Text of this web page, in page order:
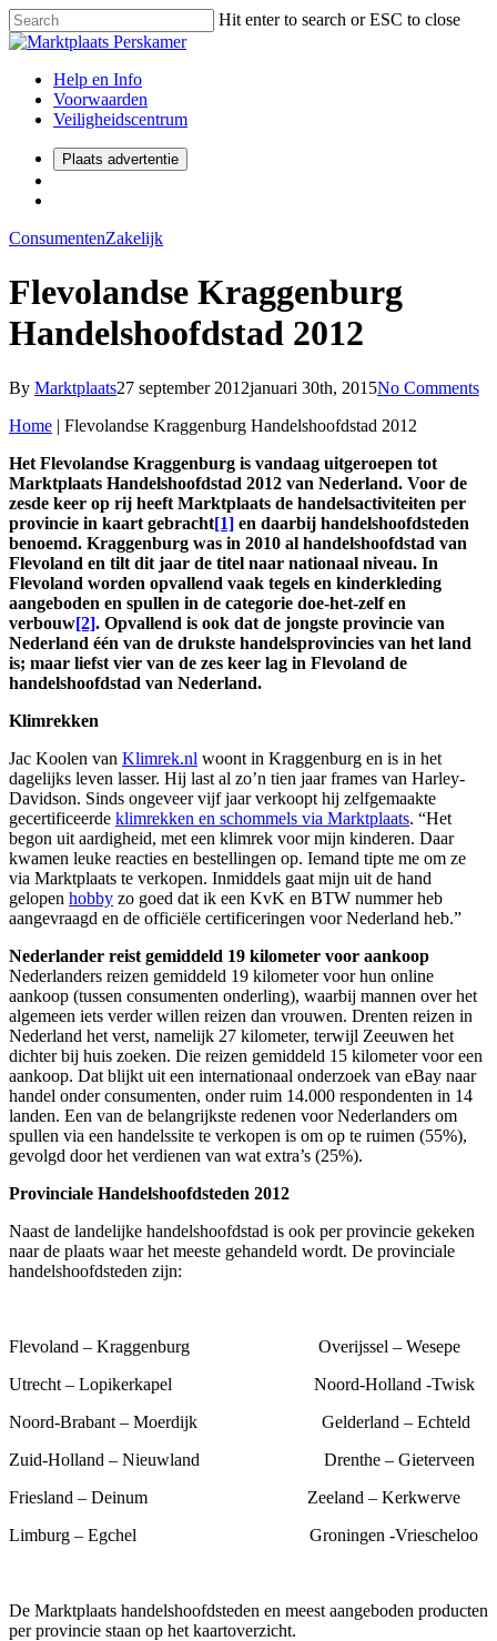
Hit enter to search or ESC to close
Help en Info
Voorwaarden
Veiligheidscentrum
Plaats advertentie
ConsumentenZakelijk
Flevolandse Kraggenburg
Handelshoofdstad 2012
By Marktplaats27 september 2012januari 30th, 2015No Comments
Home | Flevolandse Kraggenburg Handelshoofdstad 2012
Het Flevolandse Kraggenburg is vandaag uitgeroepen tot
Marktplaats Handelshoofdstad 2012 van Nederland. Voor de
zesde keer op rij heeft Marktplaats de handelsactiviteiten per
provincie in kaart gebracht[1] en daarbij handelshoofdsteden
benoemd. Kraggenburg was in 2010 al handelshoofdstad van
Flevoland en tilt dit jaar de titel naar nationaal niveau. In
Flevoland worden opvallend vaak tegels en kinderkleding
aangeboden en spullen in de categorie doe-het-zelf en
verbouw[2]. Opvallend is ook dat de jongste provincie van
Nederland één van de drukste handelsprovincies van het land
is; maar liefst vier van de zes keer lag in Flevoland de
handelshoofdstad van Nederland.
Klimrekken
Jac Koolen van Klimrek.nl woont in Kraggenburg en is in het
dagelijks leven lasser. Hij last al zo’n tien jaar frames van Harley-
Davidson. Sinds ongeveer vijf jaar verkoopt hij zelfgemaakte
gecertificeerde klimrekken en schommels via Marktplaats. “Het
begon uit aardigheid, met een klimrek voor mijn kinderen. Daar
kwamen leuke reacties en bestellingen op. Iemand tipte me om ze
via Marktplaats te verkopen. Inmiddels gaat mijn uit de hand
gelopen hobby zo goed dat ik een KvK en BTW nummer heb
aangevraagd en de officiële certificeringen voor Nederland heb.”
Nederlander reist gemiddeld 19 kilometer voor aankoop
Nederlanders reizen gemiddeld 19 kilometer voor hun online
aankoop (tussen consumenten onderling), waarbij mannen over het
algemeen iets verder willen reizen dan vrouwen. Drenten reizen in
Nederland het verst, namelijk 27 kilometer, terwijl Zeeuwen het
dichter bij huis zoeken. Die reizen gemiddeld 15 kilometer voor een
aankoop. Dat blijkt uit een internationaal onderzoek van eBay naar
handel onder consumenten, onder ruim 14.000 respondenten in 14
landen. Een van de belangrijkste redenen voor Nederlanders om
spullen via een handelssite te verkopen is om op te ruimen (55%),
gevolgd door het verdienen van wat extra’s (25%).
Provinciale Handelshoofdsteden 2012
Naast de landelijke handelshoofdstad is ook per provincie gekeken
naar de plaats waar het meeste gehandeld wordt. De provinciale
handelshoofdsteden zijn:
Flevoland – Kraggenburg Overijssel – Wesepe
Utrecht – Lopikerkapel Noord-Holland -Twisk
Noord-Brabant – Moerdijk Gelderland – Echteld
Zuid-Holland – Nieuwland Drenthe – Gieterveen
Friesland – Deinum Zeeland – Kerkwerve
Limburg – Egchel Groningen -Vriescheloo
De Marktplaats handelshoofdsteden en meest aangeboden producten
per provincie staan op het kaartoverzicht.